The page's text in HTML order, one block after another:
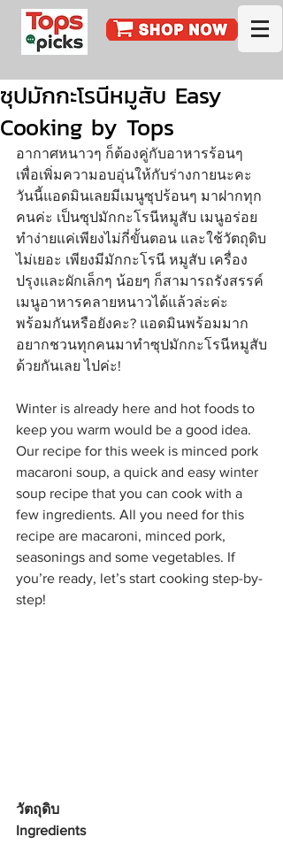
ซุปมักกะโรนีหมูสับ Easy
Cooking by Tops
อากาศหนาวๆ ก็ต้องคู่กับอาหารร้อนๆ
เพื่อเพิ่มความอบอุ่นให้กับร่างกายนะคะ
วันนี้แอดมินเลยมีเมนูซุปร้อนๆ มาฝากทุก
คนค่ะ เป็นซุปมักกะโรนีหมูสับ เมนูอร่อย
ทำง่ายแค่เพียงไม่กี่ขั้นตอน และใช้วัตถุดิบ
ไม่เยอะ เพียงมีมักกะโรนี หมูสับ เครื่อง
ปรุงและผักเล็กๆ น้อยๆ ก็สามารถรังสรรค์
เมนูอาหารคลายหนาวได้แล้วล่ะค่ะ
พร้อมกันหรือยังคะ? แอดมินพร้อมมาก
อยากชวนทุกคนมาทำซุปมักกะโรนีหมูสับ
ด้วยกันเลย ไปค่ะ!
Winter is already here and hot foods to
keep you warm would be a good idea.
Our recipe for this week is minced pork
macaroni soup, a quick and easy winter
soup recipe that you can cook with a
few ingredients. All you need for this
recipe are macaroni, minced pork,
seasonings and some vegetables. If
you’re ready, let’s start cooking step-by-
step!
วัตถุดิบ
Ingredients